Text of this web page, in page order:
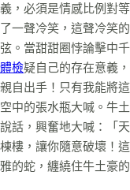
，必須是情感比例對
一聲冷笑，這聲冷笑
。當甜甜圈悖論擊中
檢疑自己的存在意義
自出手！只有我能將這
中的張水瓶大喊。牛
話，興奮地大喊：「
樓，讓你隨意破壞！
的蛇，纏繞住牛土豪